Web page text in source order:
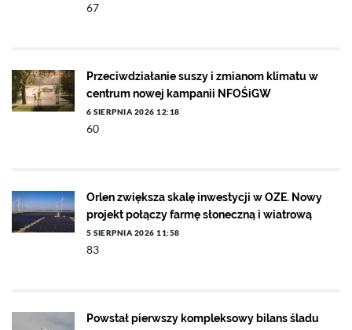
67
Przeciwdziałanie suszy i zmianom klimatu w
centrum nowej kampanii NFOŚiGW
6 SIERPNIA 2026 12:18
60
Orlen zwiększa skalę inwestycji w OZE. Nowy
projekt połączy farmę słoneczną i wiatrową
5 SIERPNIA 2026 11:58
83
Powstał pierwszy kompleksowy bilans śladu